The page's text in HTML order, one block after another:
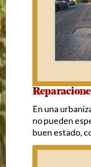
En una
no pueden
buen estado,